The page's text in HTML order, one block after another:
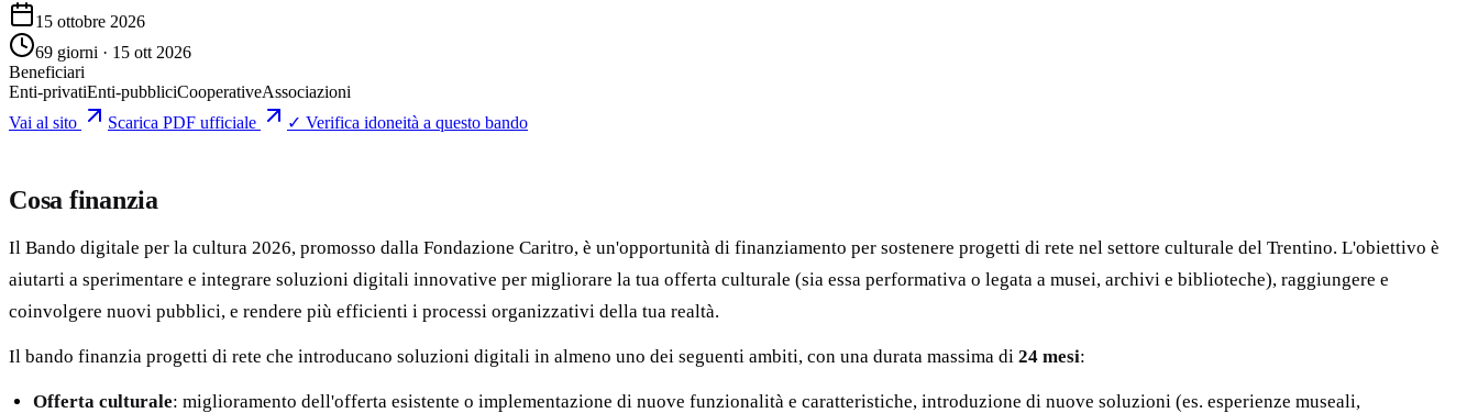
15 ottobre 2026
69 giorni · 15 ott 2026
Beneficiari
Enti-privatiEnti-pubbliciCooperativeAssociazioni
Vai al sito
Scarica PDF ufficiale ✓ Verifica idoneità a questo bando
Cosa finanzia
Il Bando digitale per la cultura 2026, promosso dalla Fondazione Caritro, è un'opportunità di finanziamento per sostenere progetti di rete nel settore culturale del Trentino. L'obiettivo è
aiutarti a sperimentare e integrare soluzioni digitali innovative per migliorare la tua offerta culturale (sia essa performativa o legata a musei, archivi e biblioteche), raggiungere e
coinvolgere nuovi pubblici, e rendere più efficienti i processi organizzativi della tua realtà.
Il bando finanzia progetti di rete che introducano soluzioni digitali in almeno uno dei seguenti ambiti, con una durata massima di 24 mesi:
Offerta culturale: miglioramento dell'offerta esistente o implementazione di nuove funzionalità e caratteristiche, introduzione di nuove soluzioni (es. esperienze museali,